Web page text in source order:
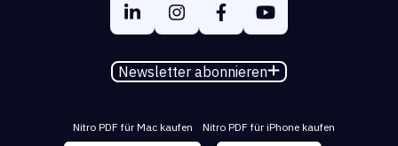
Newsletter abonnieren
Nitro PDF für Mac kaufen Nitro PDF für iPhone kaufen